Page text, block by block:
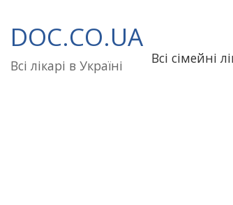
до
вмісту
DOC.CO.UA
Всі лікарі в Україні Всі сімейні